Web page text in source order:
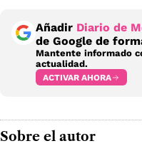
Añadir Diario de
de Google de
Mantente informado
actualidad.
ACTIVAR AHORA
Sobre el autor